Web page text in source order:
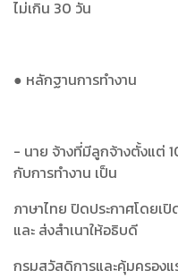
ไม่เกิน 30 วัน
● หลักฐานการทำงาน
- นาย จ้างที่มีลูกจ้างตั้งแต่
กับการทำงาน เป็น
ภาษาไทย ปิดประกาศโดยเ
และ ส่งสำเนาให้อธิบดี
กรมสวัสดิการและคุ้มครองแ